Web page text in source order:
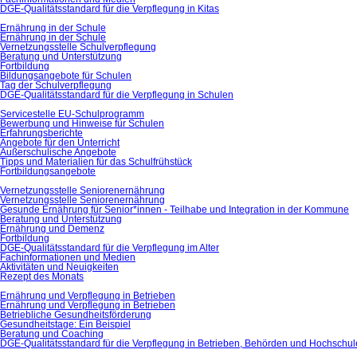
DGE-Qualitätsstandard für die Verpflegung in Kitas
Ernährung in der Schule
Ernährung in der Schule
Vernetzungsstelle Schulverpflegung
Beratung und Unterstützung
Fortbildung
Bildungsangebote für Schulen
Tag der Schulverpflegung
DGE-Qualitätsstandard für die Verpflegung in Schulen
Servicestelle EU-Schulprogramm
Bewerbung und Hinweise für Schulen
Erfahrungsberichte
Angebote für den Unterricht
Außerschulische Angebote
Tipps und Materialien für das Schulfrühstück
Fortbildungsangebote
Vernetzungsstelle Seniorenernährung
Vernetzungsstelle Seniorenernährung
Gesunde Ernährung für Senior*innen - Teilhabe und Integration in der Kommune
Beratung und Unterstützung
Ernährung und Demenz
Fortbildung
DGE-Qualitätsstandard für die Verpflegung im Alter
Fachinformationen und Medien
Aktivitäten und Neuigkeiten
Rezept des Monats
Ernährung und Verpflegung in Betrieben
Ernährung und Verpflegung in Betrieben
Betriebliche Gesundheitsförderung
Gesundheitstage: Ein Beispiel
Beratung und Coaching
DGE-Qualitätsstandard für die Verpflegung in Betrieben, Behörden und